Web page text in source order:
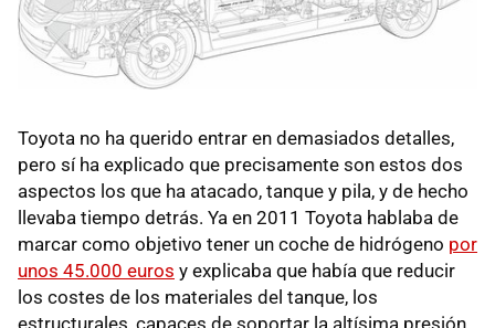
Toyota no ha querido entrar en demasiados detalles,
pero sí ha explicado que precisamente son estos dos
aspectos los que ha atacado, tanque y pila, y de hecho
llevaba tiempo detrás. Ya en 2011 Toyota hablaba de
marcar como objetivo tener un coche de hidrógeno por
unos 45.000 euros y explicaba que había que reducir
los costes de los materiales del tanque, los